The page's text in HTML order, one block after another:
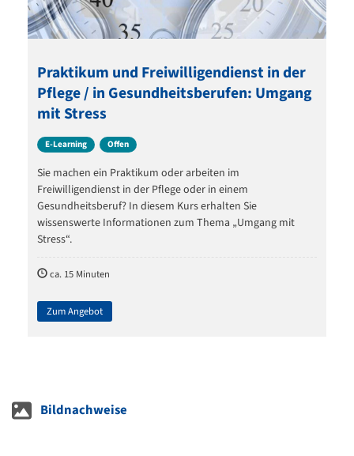
Praktikum und Freiwilligendienst in der
Pflege / in Gesundheitsberufen: Umgang
mit Stress
E-Learning Offen
Sie machen ein Praktikum oder arbeiten im
Freiwilligendienst in der Pflege oder in einem
Gesundheitsberuf? In diesem Kurs erhalten Sie
wissenswerte Informationen zum Thema „Umgang mit
Stress“.
ca. 15 Minuten
Zum Angebot
Bildnachweise